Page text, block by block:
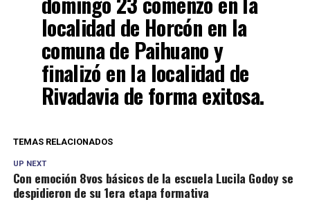
localidad de Horcón en la
comuna de Paihuano y
finalizó en la localidad de
Rivadavia de forma exitosa.
TEMAS RELACIONADOS
UP NEXT
Con emoción 8vos básicos de la escuela Lucila Godoy se
despidieron de su 1era etapa formativa